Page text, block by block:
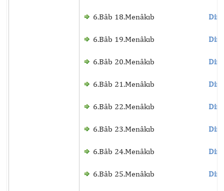
6.Bâb 18.Menâkıb
6.Bâb 19.Menâkıb
6.Bâb 20.Menâkıb
6.Bâb 21.Menâkıb
6.Bâb 22.Menâkıb
6.Bâb 23.Menâkıb
6.Bâb 24.Menâkıb
6.Bâb 25.Menâkıb